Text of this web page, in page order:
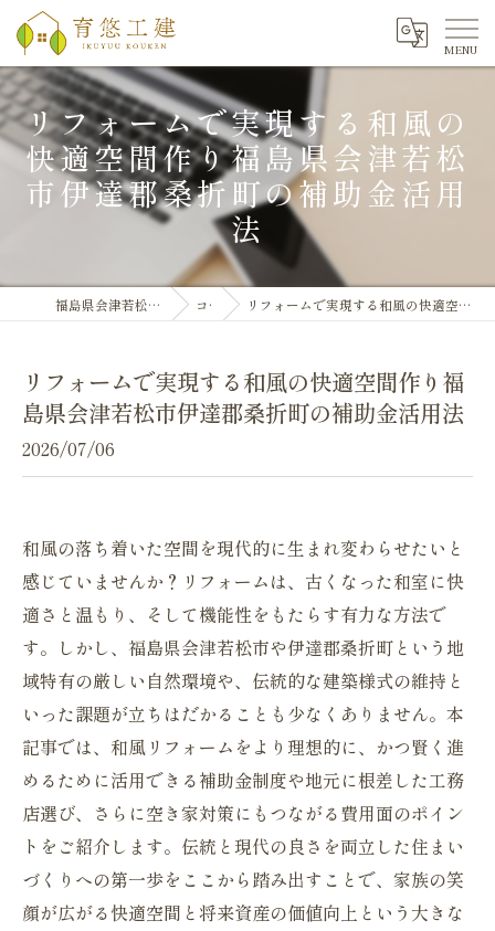
リフォームで実現する和風の
快適空間作り福島県会津若松
市伊達郡桑折町の補助金活用
法
福島県会津若松のリフォームなら育悠工建 コラム リフォームで実現する和風の快適空間作り福島県会津若松市伊達郡桑折町の補助金活用法
リフォームで実現する和風の快適空間作り福
島県会津若松市伊達郡桑折町の補助金活用法
2026/07/06
和風の落ち着いた空間を現代的に生まれ変わらせたいと
感じていませんか？リフォームは、古くなった和室に快
適さと温もり、そして機能性をもたらす有力な方法で
す。しかし、福島県会津若松市や伊達郡桑折町という地
域特有の厳しい自然環境や、伝統的な建築様式の維持と
いった課題が立ちはだかることも少なくありません。本
記事では、和風リフォームをより理想的に、かつ賢く進
めるために活用できる補助金制度や地元に根差した工務
店選び、さらに空き家対策にもつながる費用面のポイン
トをご紹介します。伝統と現代の良さを両立した住まい
づくりへの第一歩をここから踏み出すことで、家族の笑
顔が広がる快適空間と将来資産の価値向上という大きな